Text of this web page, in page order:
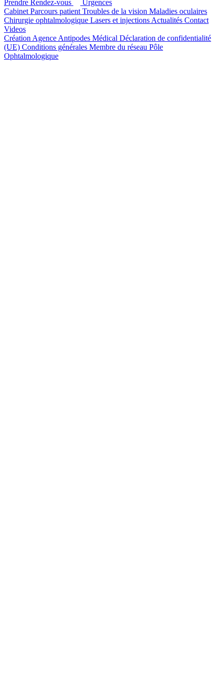
Prendre Rendez-vous
Urgences
Cabinet Parcours patient Troubles de la vision Maladies oculaires
Chirurgie ophtalmologique Lasers et injections Actualités Contact
Videos
Création Agence Antipodes Médical Déclaration de confidentialité
(UE) Conditions générales Membre du réseau Pôle
Ophtalmologique